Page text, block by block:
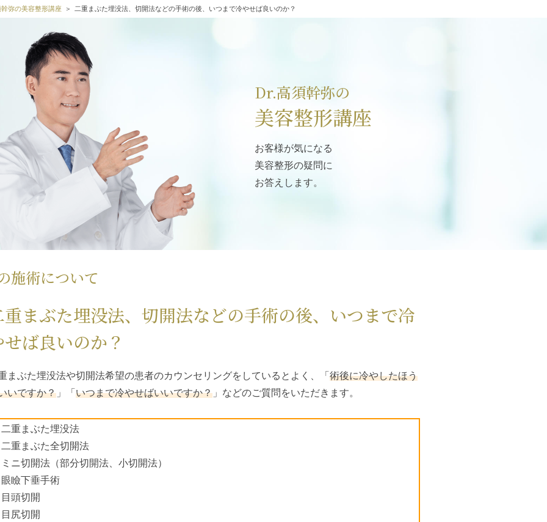
幹弥の美容整形講座 二重まぶた埋没法、切開法などの手術の後、いつまで冷やせば良いのか？
Dr.高須幹弥の
美容整形講座
お客様が気になる
美容整形の疑問に
お答えします。
施術について
重まぶた埋没法、切開法などの手術の後、いつまで冷
ば良いのか？
まぶた埋没法や切開法希望の患者のカウンセリングをしているとよく、「 術後に冷やしたほう
いですか？ 」「 いつまで冷やせばいいですか？ 」などのご質問をいただきます。
二重まぶた埋没法
二重まぶた全切開法
ミニ切開法（部分切開法、小切開法）
眼瞼下垂手術
目頭切開
目尻切開